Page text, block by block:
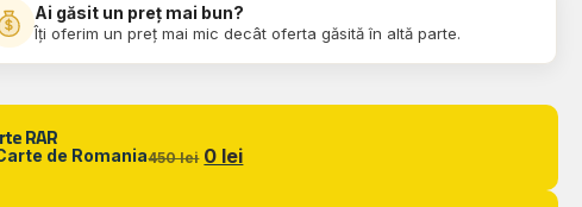
Ai găsit un preț mai bun?
Îți oferim un preț mai mic decât oferta găsită în altă parte.
RAR
de Romania450 lei 0 lei